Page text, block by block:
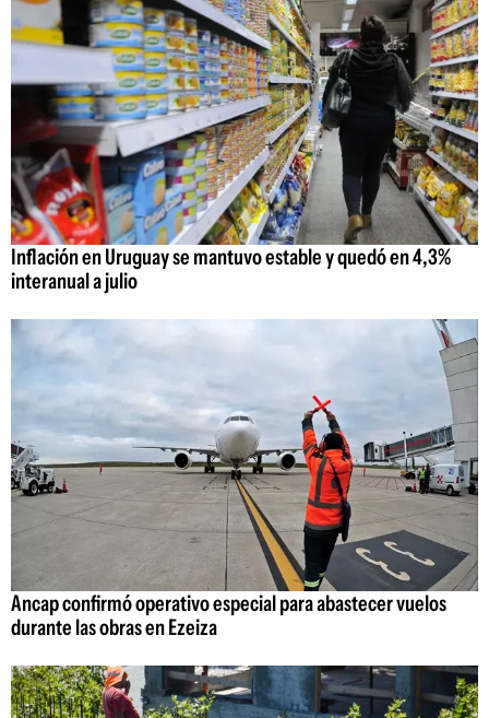
Inflación en Uruguay se mantuvo estable y quedó en 4,3%
interanual a julio
Ancap confirmó operativo especial para abastecer vuelos
durante las obras en Ezeiza